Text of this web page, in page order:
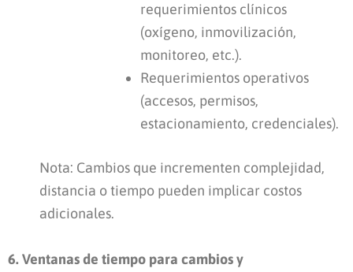
requerimientos clínicos
(oxígeno, inmovilización,
monitoreo, etc.).
Requerimientos operativos
(accesos, permisos,
estacionamiento, credenciales).
Nota: Cambios que incrementen complejidad,
distancia o tiempo pueden implicar costos
adicionales.
6. Ventanas de tiempo para cambios y